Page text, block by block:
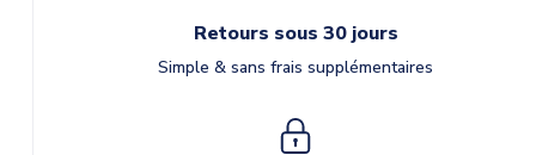
Retours sous 30 jours
Simple & sans frais supplémentaires